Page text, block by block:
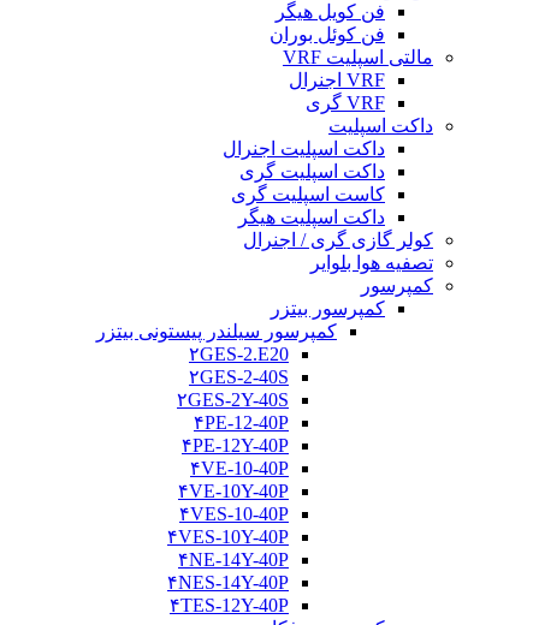
فن کویل هیگر
فن کوئل بوران
مالتی اسپلیت VRF
VRF اجنرال
VRF گری
داکت اسپلیت
داکت اسپلیت اجنرال
داکت اسپلیت گری
کاست اسپلیت گری
داکت اسپلیت هیگر
کولر گازی گری / اجنرال
تصفیه هوا بلوایر
کمپرسور
کمپرسور بیتزر
کمپرسور سیلندر پیستونی بیتزر
۲GES-2.E20
۲GES-2-40S
۲GES-2Y-40S
۴PE-12-40P
۴PE-12Y-40P
۴VE-10-40P
۴VE-10Y-40P
۴VES-10-40P
۴VES-10Y-40P
۴NE-14Y-40P
۴NES-14Y-40P
۴TES-12Y-40P